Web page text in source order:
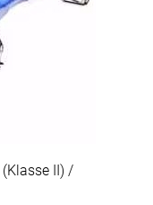
(Klasse II) /